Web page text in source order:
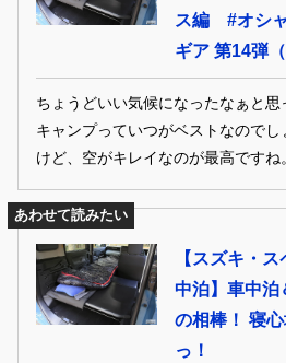
ス編 #オシ
ギア 第14弾（
ちょうどいい気候になったなぁと
キャンプっていつがベストなので
けど、空がキレイなのが最高ですね
サイズ的には寝られるけど、実際
れから車中泊も考えてクルマを買う
あわせて読みたい
【スズキ・
中泊】車中泊
の相棒！ 寝
っ！